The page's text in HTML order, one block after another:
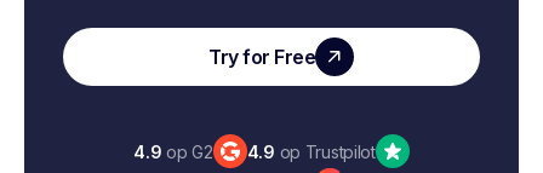
Try for Free
4.9 op G2 4.9 op Trustpilot